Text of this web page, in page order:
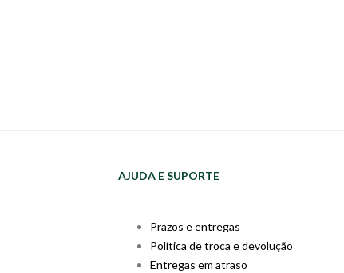
AJUDA E SUPORTE
Prazos e entregas
Política de troca e devolução
Entregas em atraso